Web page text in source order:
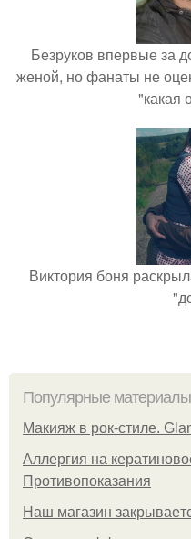
Безруков впервые за
женой, но фанаты не
"какая
Виктория боня
Популярные материалы
Макияж в рок-стиле.
Аллергия на
Противопоказания
Нaш магaзин